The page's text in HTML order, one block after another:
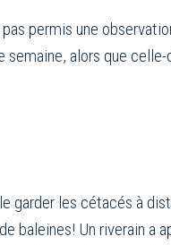
permis une
semaine, alors que
les cétacés à
baleines! Un riverain a